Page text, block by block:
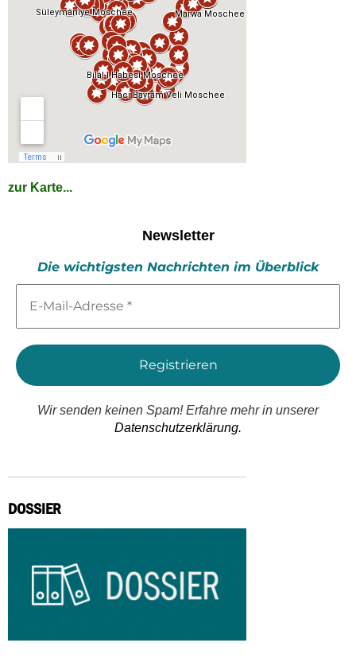
zur Karte...
Newsletter
Die wichtigsten Nachrichten im Überblick
Mail-
*
Wir senden keinen Spam! Erfahre mehr in unserer
Datenschutzerklärung.
DOSSIER